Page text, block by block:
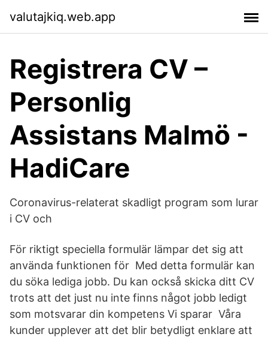
valutajkiq.web.app
Registrera CV –
Personlig
Assistans Malmö -
HadiCare
Coronavirus-relaterat skadligt program som lurar
i CV och
För riktigt speciella formulär lämpar det sig att
använda funktionen för Med detta formulär kan
du söka lediga jobb. Du kan också skicka ditt CV
trots att det just nu inte finns något jobb ledigt
som motsvarar din kompetens Vi sparar Våra
kunder upplever att det blir betydligt enklare att